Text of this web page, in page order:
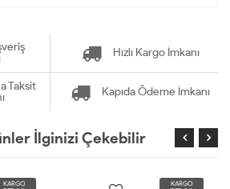
Hızlı Kargo İmkanı
Taksit
Kapıda Ödeme İmkanı
İlginizi Çekebilir